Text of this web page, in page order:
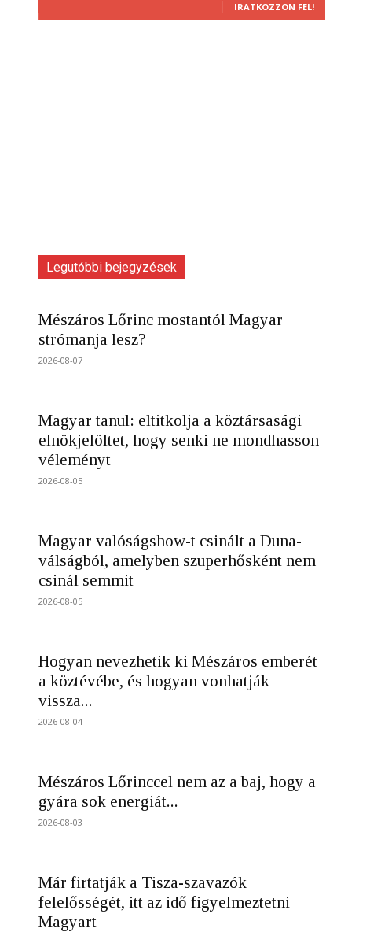
IRATKOZZON FEL!
Legutóbbi bejegyzések
Mészáros Lőrinc mostantól Magyar
strómanja lesz?
2026-08-07
Magyar tanul: eltitkolja a köztársasági
elnökjelöltet, hogy senki ne mondhasson
véleményt
2026-08-05
Magyar valóságshow-t csinált a Duna-
válságból, amelyben szuperhősként nem
csinál semmit
2026-08-05
Hogyan nevezhetik ki Mészáros emberét
a köztévébe, és hogyan vonhatják
vissza...
2026-08-04
Mészáros Lőrinccel nem az a baj, hogy a
gyára sok energiát...
2026-08-03
Már firtatják a Tisza-szavazók
felelősségét, itt az idő figyelmeztetni
Magyart